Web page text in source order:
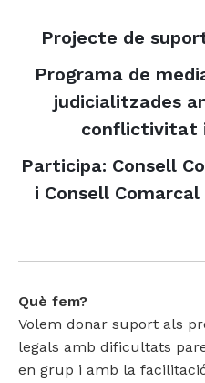
Grups familiars
Escola de famílies
Formació i assessorament
Dinamització i gamificació
Sensibilitzacio i
Projecte Radars
Mediació i convivència
Conflictes empresarials
Formació
Procés permanent
Àmbit penitenciari
Projecte intra-penitenciari
Diàlegs i acords pre-
Mediació i MASC
Mediació i gestió
Assessoria
Projecte de
Programa de
judicialitzades
conflictivitat
Participa: Consell
i Consell
Què fem?
Volem donar suport als
legals amb dificultats
en grup i amb la